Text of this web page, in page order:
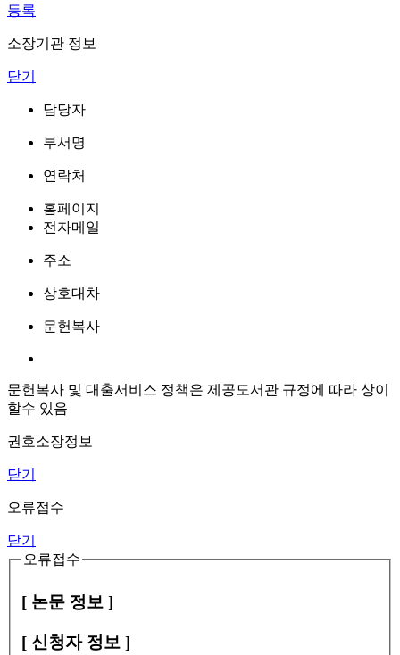
등록
소장기관 정보
닫기
담당자
부서명
연락처
홈페이지
전자메일
주소
상호대차
문헌복사
문헌복사 및 대출서비스 정책은 제공도서관 규정에 따라 상이
할수 있음
권호소장정보
닫기
오류접수
닫기
오류접수
[ 논문 정보 ]
[ 신청자 정보 ]